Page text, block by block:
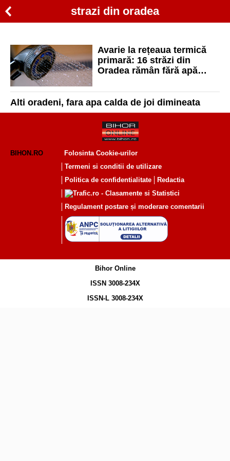
strazi din oradea
Avarie la rețeaua termică
primară: 16 străzi din
Oradea rămân fără apă
acestea
Alti oradeni, fara apa calda de joi dimineata
BIHON.RO
Folosinta Cookie-urilor
Termeni si conditii de utilizare
Politica de confidentialitate
Redactia
Regulament postare și moderare comentarii
Bihor Online
ISSN 3008-234X
ISSN-L 3008-234X